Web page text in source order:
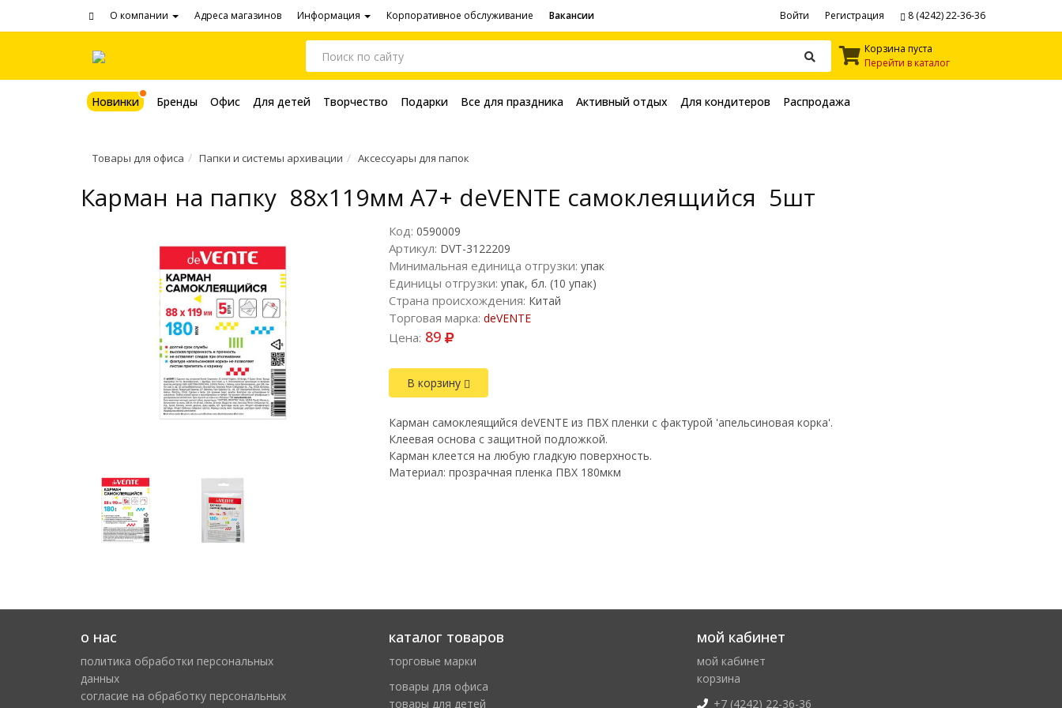
О компании Адреса магазинов Информация Корпоративное обслуживание Вакансии Войти Регистрация 8 (4242) 22-36-36
Корзина пуста
Перейти в каталог
Новинки Бренды Офис Для детей Творчество Подарки Все для праздника Активный отдых Для кондитеров Распродажа
Товары для офиса Папки и системы архивации Аксессуары для папок
Карман на папку 88x119мм A7+ deVENTE самоклеящийся 5шт
Код: 0590009
Артикул: DVT-3122209
Минимальная единица отгрузки: упак
Единицы отгрузки: упак, бл. (10 упак)
Страна происхождения: Китай
Торговая марка: deVENTE
Цена: 89
В корзину
Карман самоклеящийся deVENTE из ПВХ пленки с фактурой 'апельсиновая корка'.
Клеевая основа с защитной подложкой.
Карман клеется на любую гладкую поверхность.
Материал: прозрачная пленка ПВХ 180мкм
о нас
политика обработки персональных
данных
cогласие на обработку персональных
каталог товаров
торговые марки
товары для офиса
товары для детей
мой кабинет
мой кабинет
корзина
+7 (4242) 22-36-36